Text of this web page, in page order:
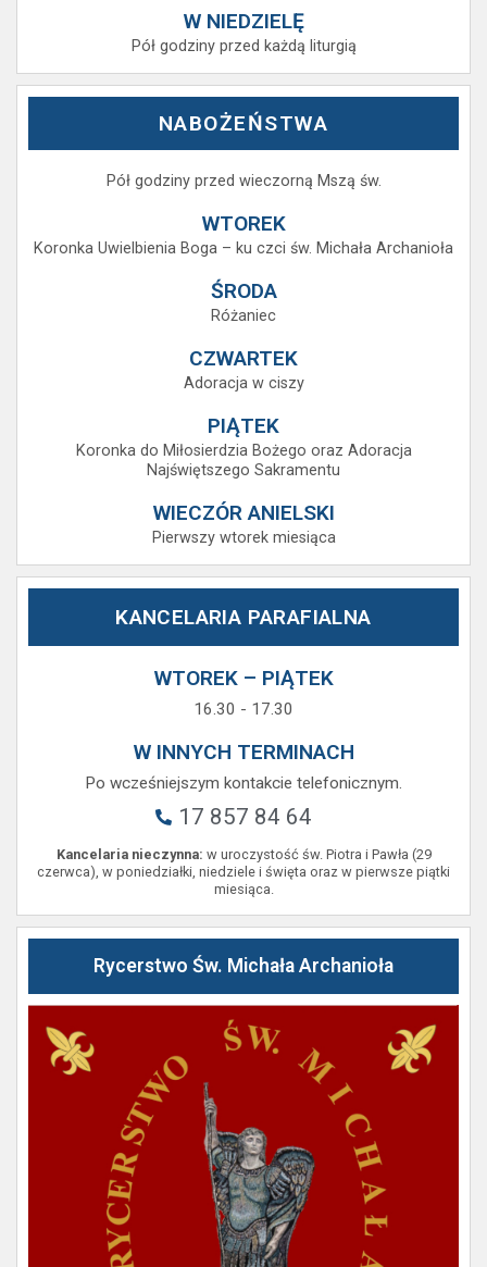
W NIEDZIELĘ
Pół godziny przed każdą liturgią
NABOŻEŃSTWA
Pół godziny przed wieczorną Mszą św.
WTOREK
Koronka Uwielbienia Boga – ku czci św. Michała Archanioła
ŚRODA
Różaniec
CZWARTEK
Adoracja w ciszy
PIĄTEK
Koronka do Miłosierdzia Bożego oraz Adoracja
Najświętszego Sakramentu
WIECZÓR ANIELSKI
Pierwszy wtorek miesiąca
KANCELARIA PARAFIALNA
WTOREK – PIĄTEK
16.30 - 17.30
W INNYCH TERMINACH
Po wcześniejszym kontakcie telefonicznym.
17 857 84 64
Kancelaria nieczynna: w uroczystość św. Piotra i Pawła (29
czerwca), w poniedziałki, niedziele i święta oraz w pierwsze piątki
miesiąca.
Rycerstwo Św. Michała Archanioła